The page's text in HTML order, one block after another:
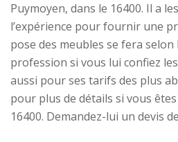
Puymoyen, dans le 16400. Il a
l’expérience pour fournir une
pose des meubles se fera selon
profession si vous lui confiez
aussi pour ses tarifs des plus
pour plus de détails si vous
16400. Demandez-lui un devis